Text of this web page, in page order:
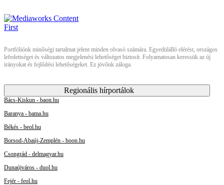
Portfóliónk minőségi tartalmat jelent minden olvasó számára. Egyedülálló elérést, országos
lefedettséget és változatos megjelenési lehetőséget biztosít. Folyamatosan keressük az új
irányokat és fejlődési lehetőségeket. Ez jövőnk záloga.
Regionális hírportálok
Bács-Kiskun - baon.hu
Baranya - bama.hu
Békés - beol.hu
Borsod-Abaúj-Zemplén - boon.hu
Csongrád - delmagyar.hu
Dunaújváros - duol.hu
Fejér - feol.hu